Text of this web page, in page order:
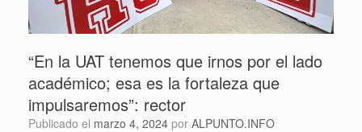
“En la UAT tenemos que irnos por el lado
académico; esa es la fortaleza que
impulsaremos”: rector
Publicado el marzo 4, 2024 por ALPUNTO.INFO